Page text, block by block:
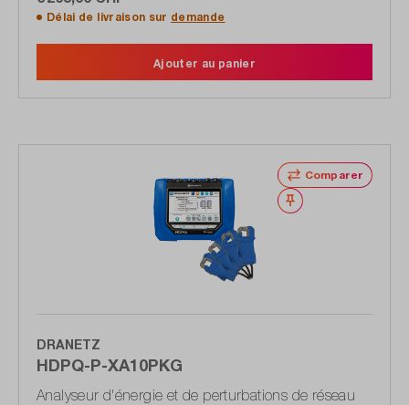
Délai de livraison sur demande
Ajouter au panier
Comparer
Noter
DRANETZ
HDPQ-P-XA10PKG
Analyseur d'énergie et de perturbations de réseau